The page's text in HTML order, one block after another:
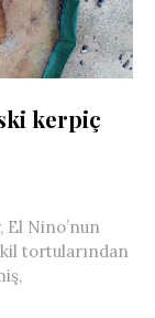
kerpiç
El Nino’nun
tortularından